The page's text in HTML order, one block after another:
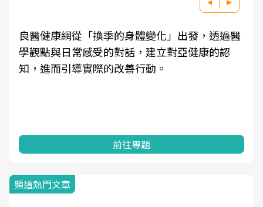
良醫健康網從「換季的身體變化」出發，透過醫
學觀點與日常感受的對話，建立對亞健康的認
知，進而引導實際的改善行動。
前往專題
頻道熱門文章